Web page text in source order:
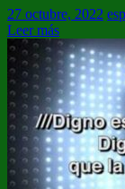
27 octubre, 2022
Leer más